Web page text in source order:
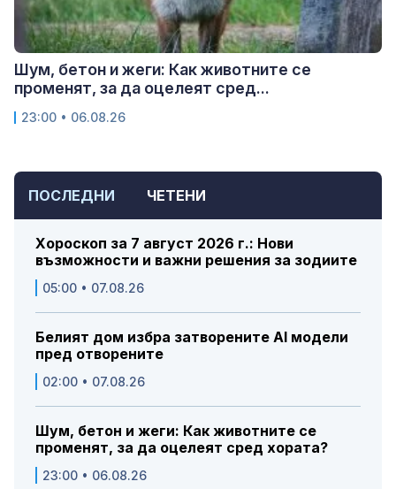
ПОСЛЕДНИ ЧЕТЕНИ
Хороскоп за 7 август 2026 г.: Нови
възможности и важни решения за зодиите
05:00 • 07.08.26
Белият дом избра затворените AI модели
пред отворените
02:00 • 07.08.26
Шум, бетон и жеги: Как животните се
променят, за да оцелеят сред хората?
23:00 • 06.08.26
Шум, бетон и жеги: Как животните се
променят, за да оцелеят сред...
23:00 • 06.08.26